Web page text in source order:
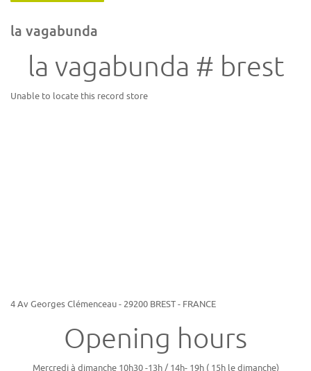
la vagabunda
la vagabunda # brest
Unable to locate this record store
4 Av Georges Clémenceau - 29200 BREST - FRANCE
Opening hours
Mercredi à dimanche 10h30 -13h / 14h- 19h ( 15h le dimanche)